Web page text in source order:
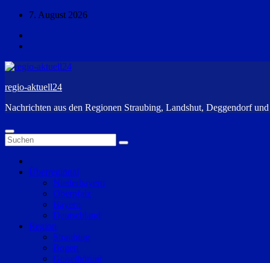
Zum
springen
7. August 2026
regio-aktuell24
Nachrichten aus den Regionen Straubing, Landshut, Deggendorf
Überregional
Niederbayern
Oberpfalz
Bayern
Deutschland
Region
Straubing
Bogen
Geiselhöring